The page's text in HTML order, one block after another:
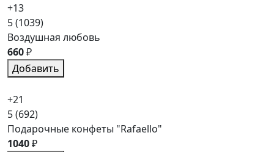
+13
5(1039)
Воздушная любовь
660₽
Добавить
+21
5(692)
Подарочные конфеты "Rafaello"
1040₽